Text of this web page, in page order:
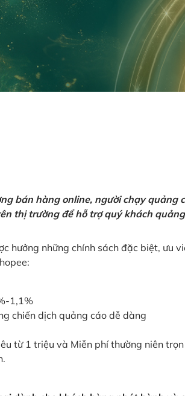
bán hàng online, người chạy quảng
thị trường để hỗ trợ quý khách
hưởng những chính sách đặc biệt, ưu
1,1%
chiến dịch quảng cáo dễ dàng
từ 1 triệu và Miễn phí thường niên